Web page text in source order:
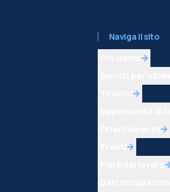
Naviga il sito